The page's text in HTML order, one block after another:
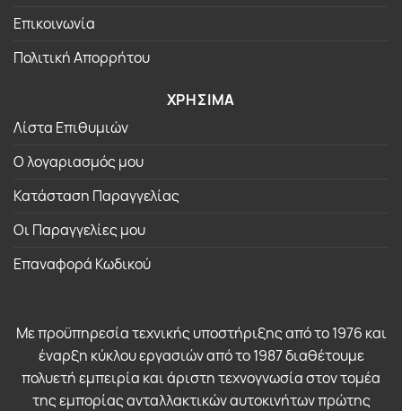
Επικοινωνία
Πολιτική Απορρήτου
ΧΡΗΣΙΜΑ
Λίστα Επιθυμιών
Ο λογαριασμός μου
Κατάσταση Παραγγελίας
Οι Παραγγελίες μου
Επαναφορά Κωδικού
Με προϋπηρεσία τεχνικής υποστήριξης από το 1976 και
έναρξη κύκλου εργασιών από το 1987 διαθέτουμε
πολυετή εμπειρία και άριστη τεχνογνωσία στον τομέα
της εμπορίας ανταλλακτικών αυτοκινήτων πρώτης